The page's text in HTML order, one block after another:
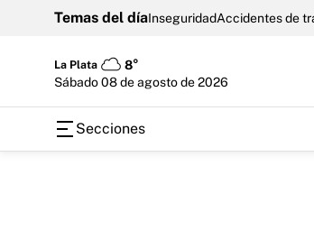
Temas del díaInseguridadAccidentes de
La Plata
8°
sábado 08 de agosto de 2026
Secciones